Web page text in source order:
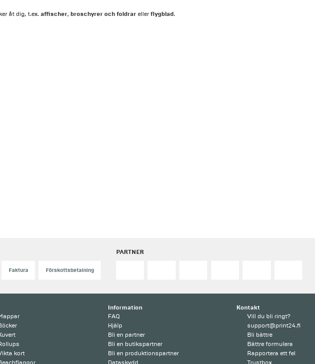
åt dig, t.ex.affischer, broschyrer och foldrarellerflygblad.
Faktura Förskottsbetalning
PARTNER
kort
Information
FAQ
Hjälp
Bli en partner
Bli en butikspartner
Bli en produktionspartner
Kontakt
Vill du bli ringt?
support@print24.fi
Bli bättre
Bättre formulera
Rapportera ett fel